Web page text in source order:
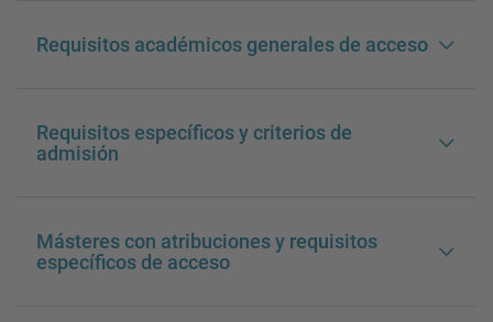
Requisitos académicos generales de acceso
Requisitos específicos y criterios de
admisión
Másteres con atribuciones y requisitos
específicos de acceso